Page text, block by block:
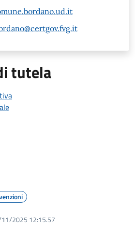
tutela
2025 12:15.57